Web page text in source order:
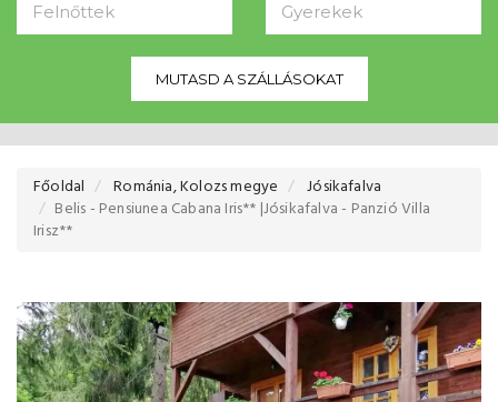
Felnőttek Gyerekek
MUTASD A SZÁLLÁSOKAT
Főoldal Románia, Kolozs megye
Jósikafalva
Belis - Pensiunea Cabana Iris** |Jósikafalva - Panzió Villa
Irisz**